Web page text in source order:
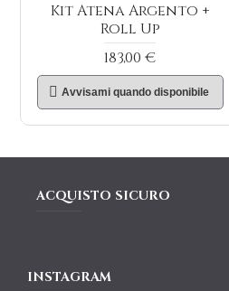
Kit Atena Argento +
Roll Up
183,00 €
Avvisami quando disponibile
ACQUISTO SICURO
INSTAGRAM